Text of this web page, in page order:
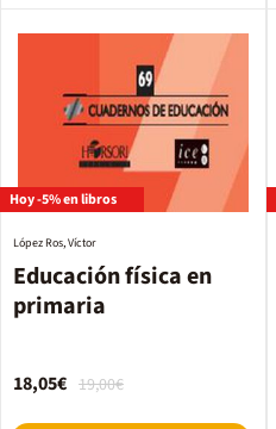
Hoy -5% en libros
Educación física en
primaria
López Ros, Víctor
19,00€
18,05€